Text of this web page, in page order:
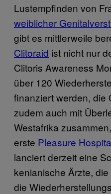
Lustempfinden von
weiblicher
gibt es mittlerweile
Clitoraid ist nicht nur
Clitoris Awareness
über 120
finanziert werden, die
zudem auch mit
Westafrika
erste Pleasure
lanciert derzeit eine
kenianische Ärzte,
die